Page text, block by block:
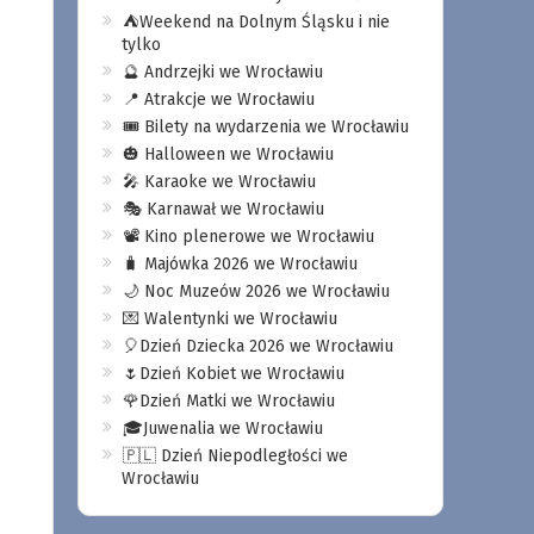
⛺️Weekend na Dolnym Śląsku i nie
tylko
🔮 Andrzejki we Wrocławiu
📍 Atrakcje we Wrocławiu
🎟️ Bilety na wydarzenia we Wrocławiu
🎃 Halloween we Wrocławiu
🎤 Karaoke we Wrocławiu
🎭 Karnawał we Wrocławiu
📽️ Kino plenerowe we Wrocławiu
🧳 Majówka 2026 we Wrocławiu
🌙 Noc Muzeów 2026 we Wrocławiu
💌 Walentynki we Wrocławiu
🎈Dzień Dziecka 2026 we Wrocławiu
🌷Dzień Kobiet we Wrocławiu
🌹Dzień Matki we Wrocławiu
🎓Juwenalia we Wrocławiu
🇵🇱 Dzień Niepodległości we
Wrocławiu